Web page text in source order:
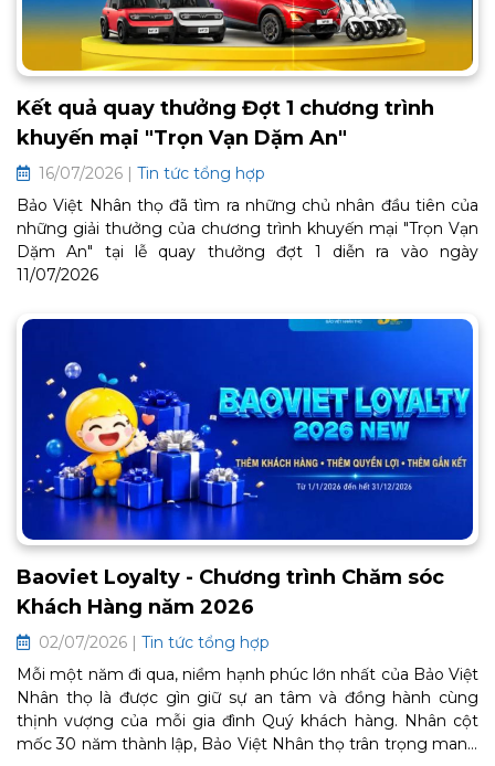
Kết quả quay thưởng Đợt 1 chương trình
khuyến mại "Trọn Vạn Dặm An"
16/07/2026 | Tin tức tổng hợp
Bảo Việt Nhân thọ đã tìm ra những chủ nhân đầu tiên của
những giải thưởng của chương trình khuyến mại "Trọn Vạn
Dặm An" tại lễ quay thưởng đợt 1 diễn ra vào ngày
11/07/2026
Baoviet Loyalty - Chương trình Chăm sóc
Khách Hàng năm 2026
02/07/2026 | Tin tức tổng hợp
Mỗi một năm đi qua, niềm hạnh phúc lớn nhất của Bảo Việt
Nhân thọ là được gìn giữ sự an tâm và đồng hành cùng
thịnh vượng của mỗi gia đình Quý khách hàng. Nhân cột
mốc 30 năm thành lập, Bảo Việt Nhân thọ trân trọng mang